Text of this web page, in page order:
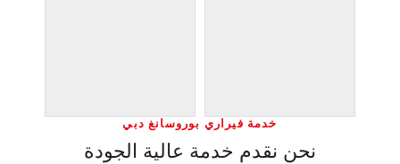
خدمة فيراري بوروسانغ دبي
نحن نقدم خدمة عالية الجودة